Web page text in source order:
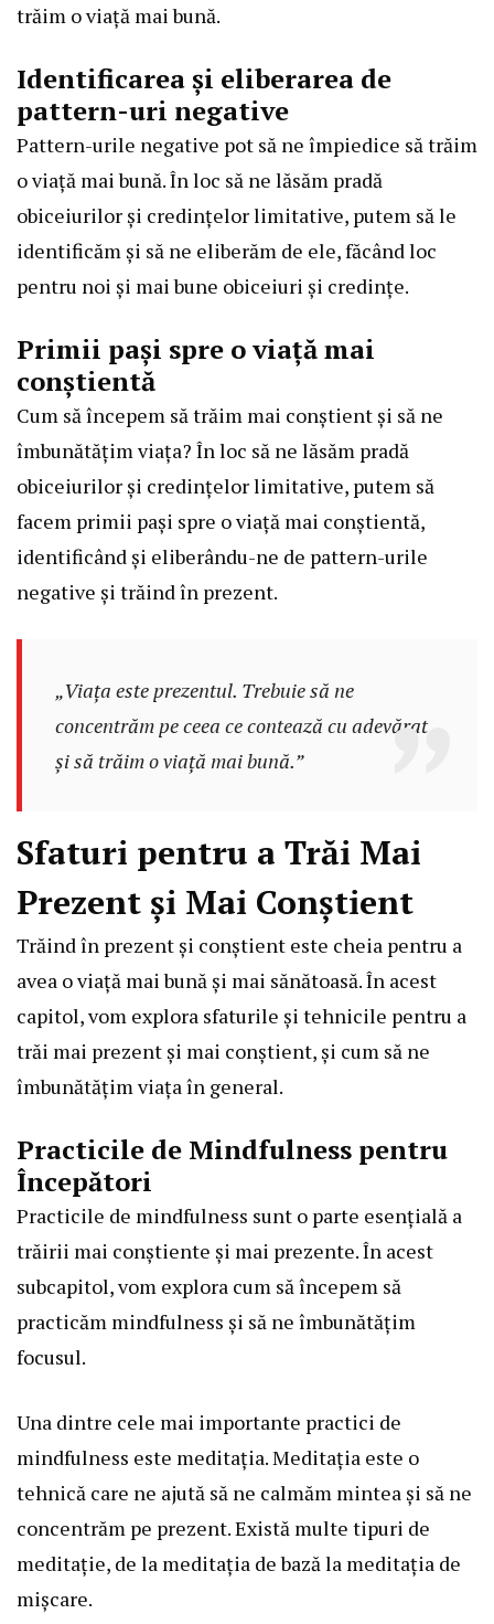
trăim o viață mai bună.
Identificarea și eliberarea de
pattern-uri negative
Pattern-urile negative pot să ne împiedice să trăim
o viață mai bună. În loc să ne lăsăm pradă
obiceiurilor și credințelor limitative, putem să le
identificăm și să ne eliberăm de ele, făcând loc
pentru noi și mai bune obiceiuri și credințe.
Primii pași spre o viață mai
conștientă
Cum să începem să trăim mai conștient și să ne
îmbunătățim viața? În loc să ne lăsăm pradă
obiceiurilor și credințelor limitative, putem să
facem primii pași spre o viață mai conștientă,
identificând și eliberându-ne de pattern-urile
negative și trăind în prezent.
„Viața este prezentul. Trebuie să ne
concentrăm pe ceea ce contează cu adevărat
și să trăim o viață mai bună.”
Sfaturi pentru a Trăi Mai
Prezent și Mai Conștient
Trăind în prezent și conștient este cheia pentru a
avea o viață mai bună și mai sănătoasă. În acest
capitol, vom explora sfaturile și tehnicile pentru a
trăi mai prezent și mai conștient, și cum să ne
îmbunătățim viața în general.
Practicile de Mindfulness pentru
Începători
Practicile de mindfulness sunt o parte esențială a
trăirii mai conștiente și mai prezente. În acest
subcapitol, vom explora cum să începem să
practicăm mindfulness și să ne îmbunătățim
focusul.
Una dintre cele mai importante practici de
mindfulness este meditația. Meditația este o
tehnică care ne ajută să ne calmăm mintea și să ne
concentrăm pe prezent. Există multe tipuri de
meditație, de la meditația de bază la meditația de
mișcare.